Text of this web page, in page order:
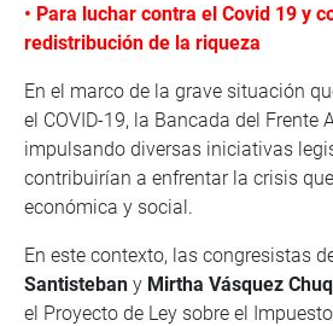
• Para luchar contra el Covid 19 y
redistribución de la riqueza
En el marco de la grave situación
el COVID-19, la Bancada del Frente
impulsando diversas iniciativas
contribuirían a enfrentar la crisis
económica y social.
En este contexto, las congresistas
Santisteban y Mirtha Vásquez
el Proyecto de Ley sobre el